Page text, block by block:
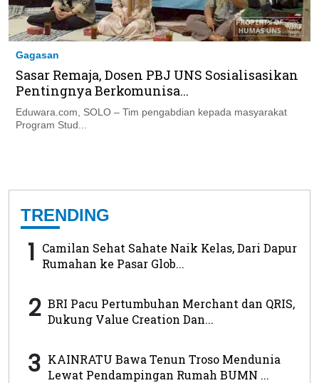
Ikuti Kami di:
Gagasan
Sasar Remaja, Dosen PBJ UNS Sosialisasikan
Pentingnya Berkomunisa...
Eduwara.com, SOLO – Tim pengabdian kepada masyarakat
Program Stud...
TRENDING
1 Camilan Sehat Sahate Naik Kelas, Dari Dapur
Rumahan ke Pasar Glob...
2 BRI Pacu Pertumbuhan Merchant dan QRIS,
Dukung Value Creation Dan...
3 KAINRATU Bawa Tenun Troso Mendunia
Lewat Pendampingan Rumah BUMN ...